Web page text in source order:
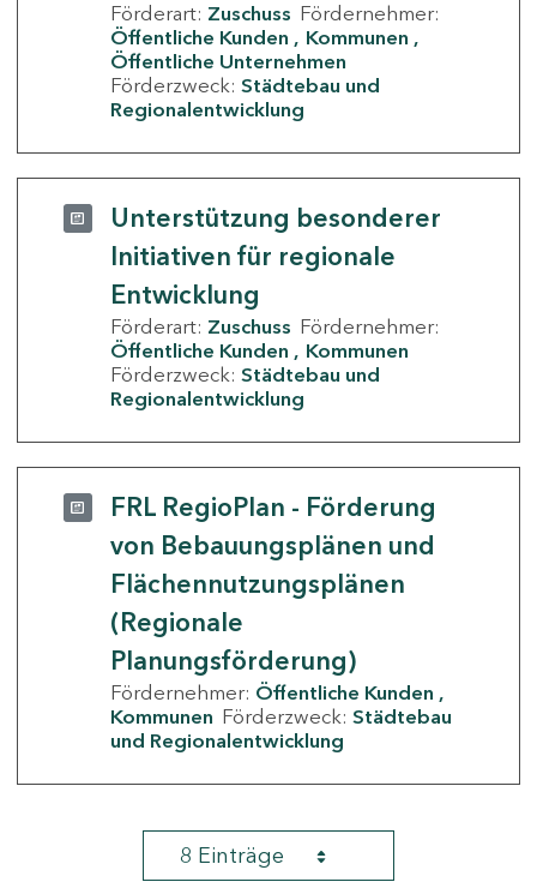
Förderart: Zuschuss Fördernehmer:
Öffentliche Kunden
Kommunen
Öffentliche Unternehmen
Förderzweck: Städtebau und
Regionalentwicklung
Unterstützung besonderer
Initiativen für regionale
Entwicklung
Förderart: Zuschuss Fördernehmer:
Öffentliche Kunden
Kommunen
Förderzweck: Städtebau und
Regionalentwicklung
FRL RegioPlan - Förderung
von Bebauungsplänen und
Flächennutzungsplänen
(Regionale
Planungsförderung)
Fördernehmer: Öffentliche Kunden
Kommunen Förderzweck: Städtebau
und Regionalentwicklung
8 Einträge